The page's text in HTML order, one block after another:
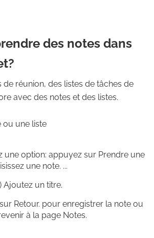
des notes dans
de réunion, des listes de tâches de
avec des notes et des listes.
ou une liste
une option: appuyez sur Prendre une
une note. ...
Ajoutez un titre.
Retour. pour enregistrer la note ou
à la page Notes.